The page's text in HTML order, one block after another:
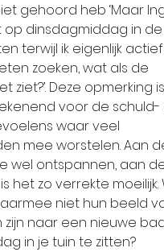
gehoord heb ‘Maar
op dinsdagmiddag in de
terwijl ik eigenlijk
zoeken, wat als de
ziet?’. Deze opmerking
voor de schuld-
waar veel
mee worstelen. Aan
wel ontspannen, aan
het zo verrekte
niet hun beeld
zijn naar een nieuwe
in je tuin te zitten?